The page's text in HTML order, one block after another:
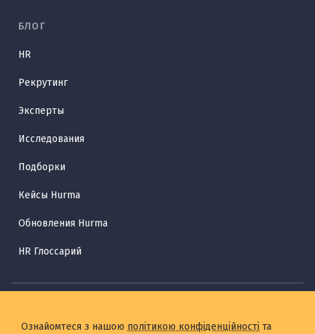
БЛОГ
HR
Рекрутинг
Эксперты
Исследования
Подборки
Кейсы Hurma
Обновления Hurma
HR Глоссарий
Ознайомтеся з нашою політикою конфіденційності та